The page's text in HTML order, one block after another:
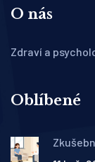
O nás
Zdraví a
Oblíbené